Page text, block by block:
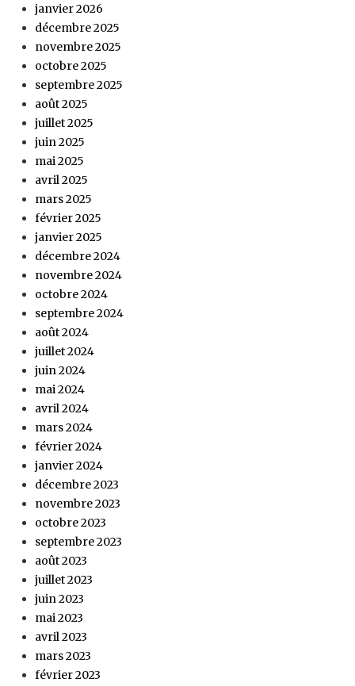
janvier 2026
décembre 2025
novembre 2025
octobre 2025
septembre 2025
août 2025
juillet 2025
juin 2025
mai 2025
avril 2025
mars 2025
février 2025
janvier 2025
décembre 2024
novembre 2024
octobre 2024
septembre 2024
août 2024
juillet 2024
juin 2024
mai 2024
avril 2024
mars 2024
février 2024
janvier 2024
décembre 2023
novembre 2023
octobre 2023
septembre 2023
août 2023
juillet 2023
juin 2023
mai 2023
avril 2023
mars 2023
février 2023